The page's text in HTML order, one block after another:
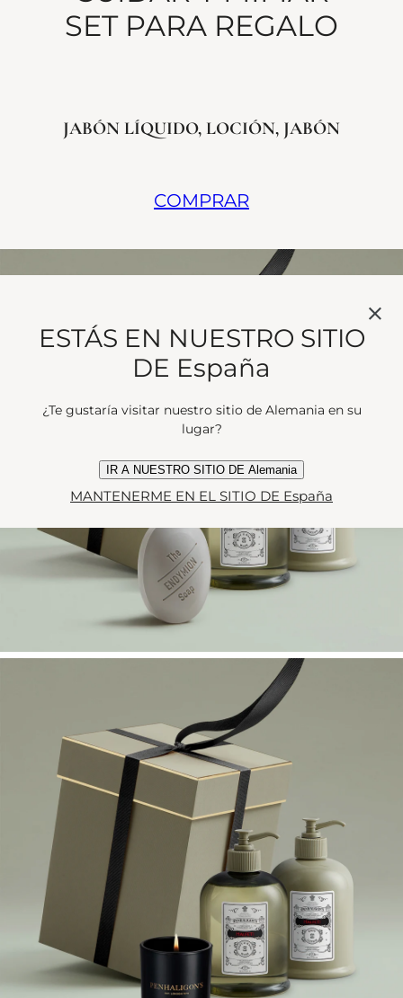
SET PARA REGALO
JABÓN LÍQUIDO, LOCIÓN, JABÓN
COMPRAR
ESTÁS EN NUESTRO SITIO
DE España
¿Te gustaría visitar nuestro sitio de Alemania en su
lugar?
IR A NUESTRO SITIO DE Alemania
MANTENERME EN EL SITIO DE España